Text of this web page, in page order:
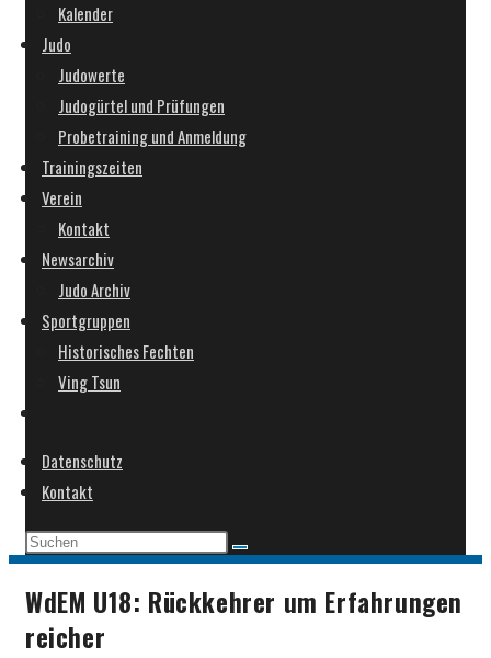
Kalender
Judo
Judowerte
Judogürtel und Prüfungen
Probetraining und Anmeldung
Trainingszeiten
Verein
Kontakt
Newsarchiv
Judo Archiv
Sportgruppen
Historisches Fechten
Ving Tsun
umschalten
Datenschutz
Kontakt
WdEM U18: Rückkehrer um Erfahrungen
reicher